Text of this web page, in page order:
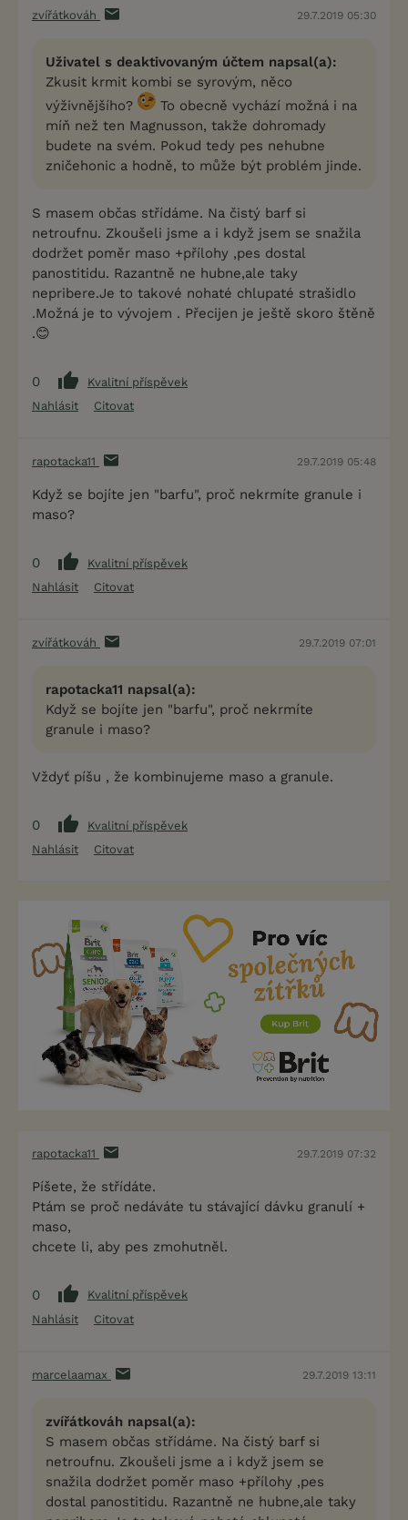
zvířátkováh 29.7.2019 05:30
Uživatel s deaktivovaným účtem napsal(a):
Zkusit krmit kombi se syrovým, něco
výživnějšího?
To obecně vychází možná i na
míň než ten Magnusson, takže dohromady
budete na svém. Pokud tedy pes nehubne
zničehonic a hodně, to může být problém jinde.
S masem občas střídáme. Na čistý barf si
netroufnu. Zkoušeli jsme a i když jsem se snažila
dodržet poměr maso +přílohy ,pes dostal
panostitidu. Razantně ne hubne,ale taky
nepribere.Je to takové nohaté chlupaté strašidlo
.Možná je to vývojem . Přecijen je ještě skoro štěně
.😊
0
Kvalitní příspěvek
Nahlásit
Citovat
rapotacka11 29.7.2019 05:48
Když se bojíte jen "barfu", proč nekrmíte granule i
maso?
0
Kvalitní příspěvek
Nahlásit
Citovat
zvířátkováh 29.7.2019 07:01
rapotacka11 napsal(a):
Když se bojíte jen "barfu", proč nekrmíte
granule i maso?
Vždyť píšu , že kombinujeme maso a granule.
0
Kvalitní příspěvek
Nahlásit
Citovat
rapotacka11 29.7.2019 07:32
Píšete, že střídáte.
Ptám se proč nedáváte tu stávající dávku granulí +
maso,
chcete li, aby pes zmohutněl.
0
Kvalitní příspěvek
Nahlásit
Citovat
marcelaamax 29.7.2019 13:11
zvířátkováh napsal(a):
S masem občas střídáme. Na čistý barf si
netroufnu. Zkoušeli jsme a i když jsem se
snažila dodržet poměr maso +přílohy ,pes
dostal panostitidu. Razantně ne hubne,ale taky